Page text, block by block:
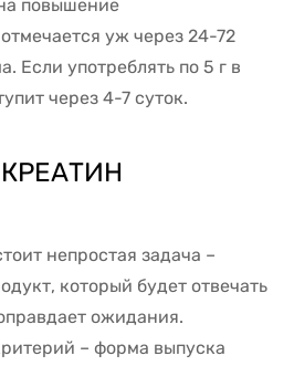
повышение
уж через 24-72
Если употреблять по 5 г в
через 4-7 суток.
непростая задача –
который будет отвечать
ожидания.
– форма выпуска